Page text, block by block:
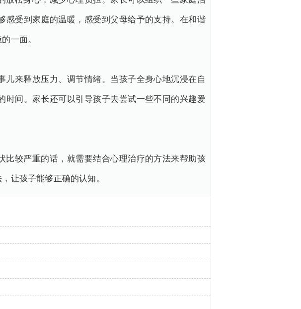
受到家庭的温暖，感受到父母给予的支持。在和谐
一面。
来释放压力、调节情绪。当孩子全身心地沉浸在自
间。家长还可以引导孩子去尝试一些不同的兴趣爱
较严重的话，就需要结合心理治疗的方法来帮助孩
让孩子能够正确的认知。